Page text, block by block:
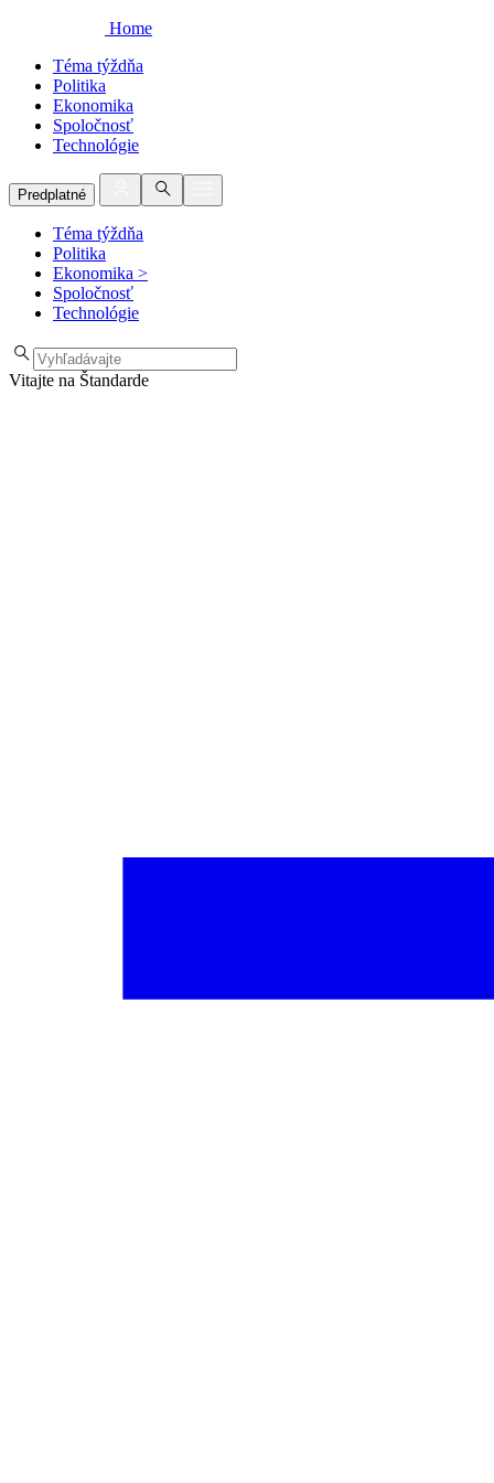
Home
Téma týždňa
Politika
Ekonomika
Spoločnosť
Technológie
Predplatné
Téma týždňa
Politika
Ekonomika >
Spoločnosť
Technológie
Vitajte na Štandarde